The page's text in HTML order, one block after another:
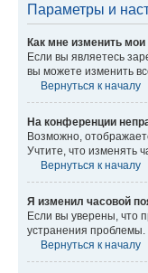
Параметры и
Как мне изменить мои
Если вы являетесь
вы можете изменить
Вернуться к началу
На конференции
Возможно,
Учтите, что изменять
Вернуться к началу
Я изменил часовой
Если вы уверены, что
устранения проблемы.
Вернуться к началу